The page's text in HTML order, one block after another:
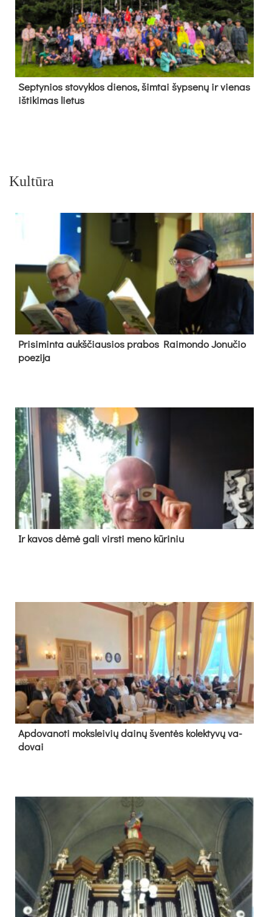
Sep­ty­nios sto­vyk­los die­nos, šim­tai šyp­se­nų ir vie­nas
iš­ti­ki­mas lie­tus
Kultūra
Pri­si­min­ta aukš­čiau­sios pra­bos Rai­mon­do Jo­nu­čio
poe­zi­ja
Ir ka­vos dė­mė ga­li virs­ti me­no kū­ri­niu
Ap­do­va­no­ti moks­lei­vių dai­nų šven­tės ko­lek­ty­vų va­
do­vai